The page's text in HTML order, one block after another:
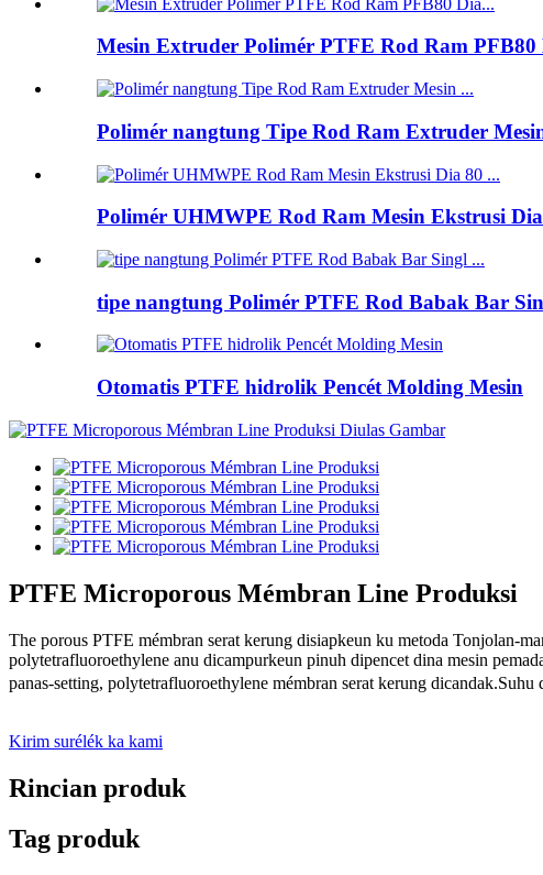
Mesin Extruder Polimér PTFE Rod Ram PFB80
Polimér nangtung Tipe Rod Ram Extruder
Polimér UHMWPE Rod Ram Mesin Ekstrusi
tipe nangtung Polimér PTFE Rod Babak Bar
Otomatis PTFE hidrolik Pencét Molding Mesin
PTFE Microporous Mémbran Line Produksi
The porous PTFE mémbran serat kerung disiapkeun ku metoda Tonjolan-
polytetrafluoroethylene anu dicampurkeun pinuh dipencet dina mesin
panas-setting, polytetrafluoroethylene mémbran serat kerung
Kirim surélék ka kami
Rincian produk
Tag produk